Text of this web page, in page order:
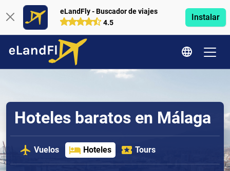
eLandFly - Buscador de viajes
4.5
Instalar
Hoteles baratos en Málaga
Vuelos Hoteles Tours